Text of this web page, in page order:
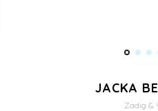
JACKA
Zadig &